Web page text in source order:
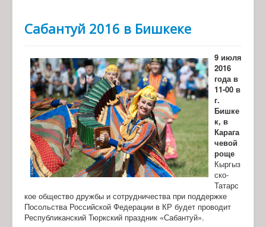
Сабантуй 2016 в Бишкеке
9 июля
2016
года в
11-00 в
г.
Бишке
к, в
Карага
чевой
роще
Кыргыз
ско-
Татарс
кое общество дружбы и сотрудничества при поддержке
Посольства Российской Федерации в КР будет проводит
Республиканский Тюркский праздник «Сабантуй».